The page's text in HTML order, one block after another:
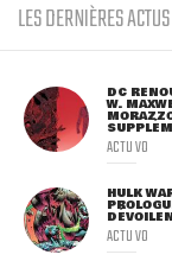
LES DERNIÈRES ACTUS
DC
W.
ACTU VO
HULK
ACTU VO